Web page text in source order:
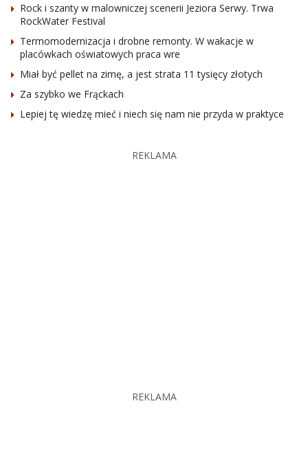
Rock i szanty w malowniczej scenerii Jeziora Serwy. Trwa
RockWater Festival
Termomodernizacja i drobne remonty. W wakacje w
placówkach oświatowych praca wre
Miał być pellet na zimę, a jest strata 11 tysięcy złotych
Za szybko we Frąckach
Lepiej tę wiedzę mieć i niech się nam nie przyda w praktyce
REKLAMA
REKLAMA